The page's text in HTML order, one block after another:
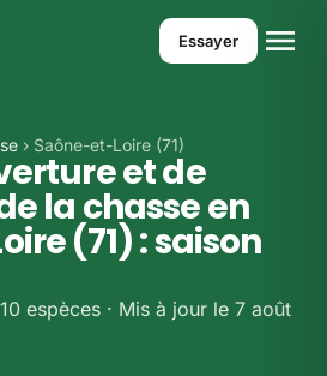
Essayer
› Saône-et-Loire (71)
et de
la chasse en
(71) : saison
espèces · Mis à jour le 7 août